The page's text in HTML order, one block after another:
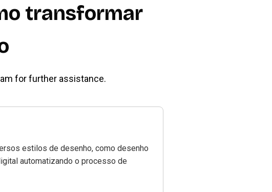
transformar
for further assistance.
estilos de desenho, como desenho
automatizando o processo de